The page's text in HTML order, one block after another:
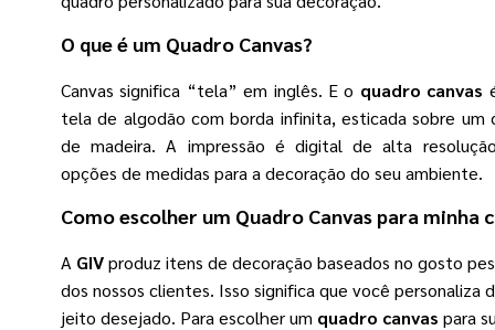
O que é um Quadro Canvas?
Canvas significa “tela” em inglês. E o quadro canvas
tela de algodão com borda infinita, esticada sobre um
de madeira. A impressão é digital de alta
opções de medidas para a decoração do seu ambiente.
Como escolher um Quadro Canvas para minha
A GIVproduz itens de decoração baseados no gosto
dos nossos clientes. Isso significa que você personaliza
jeito desejado. Para escolher um quadro canvas para